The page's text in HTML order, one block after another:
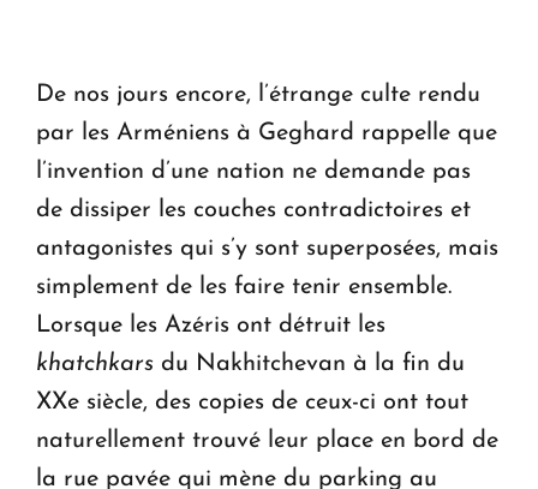
De nos jours encore, l’étrange culte rendu
par les Arméniens à Geghard rappelle que
l’invention d’une nation ne demande pas
de dissiper les couches contradictoires et
antagonistes qui s’y sont superposées, mais
simplement de les faire tenir ensemble.
Lorsque les Azéris ont détruit les
khatchkars du Nakhitchevan à la fin du
XXe siècle, des copies de ceux-ci ont tout
naturellement trouvé leur place en bord de
la rue pavée qui mène du parking au